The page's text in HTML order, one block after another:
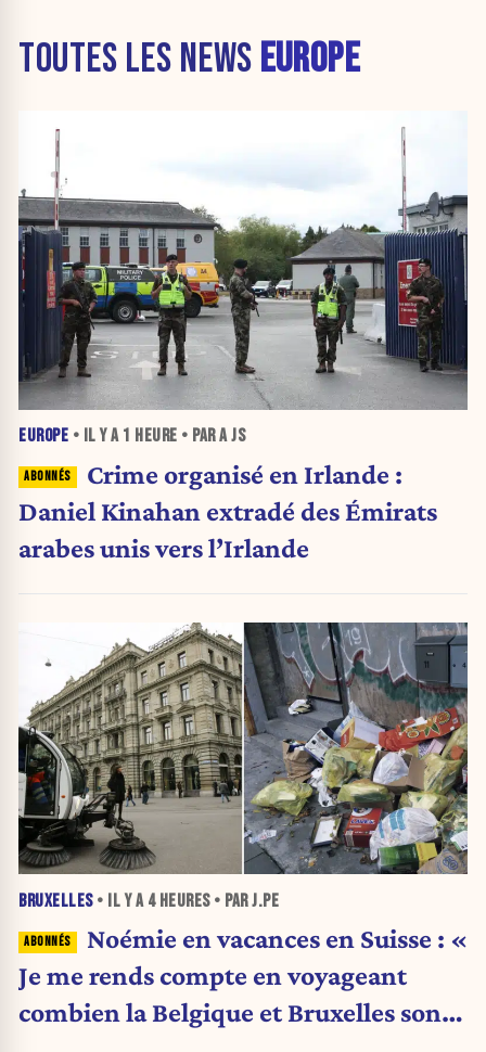
TOUTES LES NEWS EUROPE
EUROPE • IL Y A 1 HEURE • PAR A JS
Crime organisé en Irlande :
Daniel Kinahan extradé des Émirats
arabes unis vers l’Irlande
BRUXELLES• IL Y A 4 HEURES• PAR J.PE
Noémie en vacances en Suisse : «
Je me rends compte en voyageant
combien la Belgique et Bruxelles sont